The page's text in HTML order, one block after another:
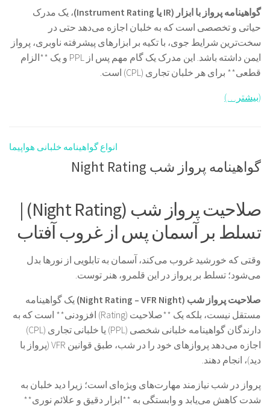
گواهینامه پرواز با ابزار (IR یا Instrument Rating)
، یک مدرک
حیاتی و تخصصی است که به خلبان اجازه می‌دهد حتی در
سخت‌ترین شرایط جوی، با تکیه بر ابزارهای پیشرفته ناوبری، پرواز
ایمن داشته باشد. این مدرک یک گام مهم پس از PPL و یک **الزام
قطعی** برای هر خلبان تجاری (CPL) است.
(بیشتر…)
انواع گواهینامه خلبانی هواپیما
گواهینامه پرواز شب Night Rating
صلاحیت پرواز شب (Night Rating) |
تسلط بر آسمان پس از غروب آفتاب
وقتی که خورشید غروب می‌کند، آسمان به تابلویی از نورها بدل
می‌شود؛ تسلط بر پرواز در این قلمرو، هنر توست.
صلاحیت پرواز شب (Night Rating – VFR Night)
یک گواهینامه
مستقل نیست، بلکه یک **صلاحیت (Rating) افزودنی** است که به
دارندگان گواهینامه خلبانی شخصی (PPL) یا خلبانی تجاری (CPL)
اجازه می‌دهد پروازهای خود را در شب، طبق قوانین VFR (پرواز با
دید)، انجام دهند.
پرواز در شب نیازمند مهارت‌های ویژه‌ای است؛ زیرا دید خلبان به
شدت کاهش می‌یابد و وابستگی به **ابزار دقیق و علائم نوری**